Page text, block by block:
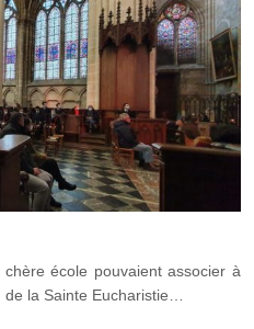
école pouvaient associer à
de la Sainte Eucharistie…